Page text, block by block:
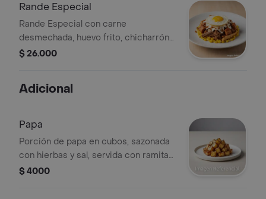
Rande Especial
Rande Especial con carne
desmechada, huevo frito, chicharrón y
maíz tierno.
$ 26.000
Adicional
Papa
Porción de papa en cubos, sazonada
con hierbas y sal, servida con ramitas
de romero.
$ 4000